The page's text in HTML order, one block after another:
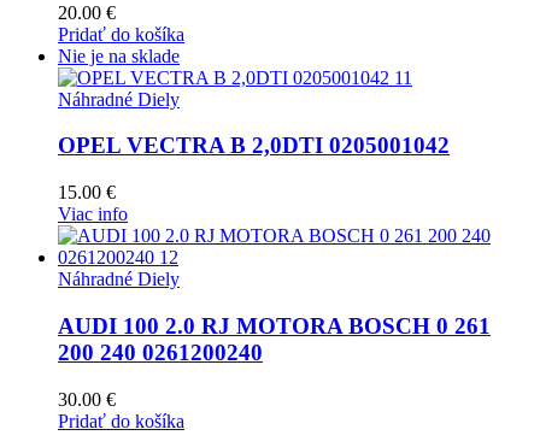
20.00 €
Pridať do košíka
Nie je na sklade
Náhradné Diely
OPEL VECTRA B 2,0DTI 0205001042
15.00 €
Viac info
Náhradné Diely
AUDI 100 2.0 RJ MOTORA BOSCH 0 261
200 240 0261200240
30.00 €
Pridať do košíka